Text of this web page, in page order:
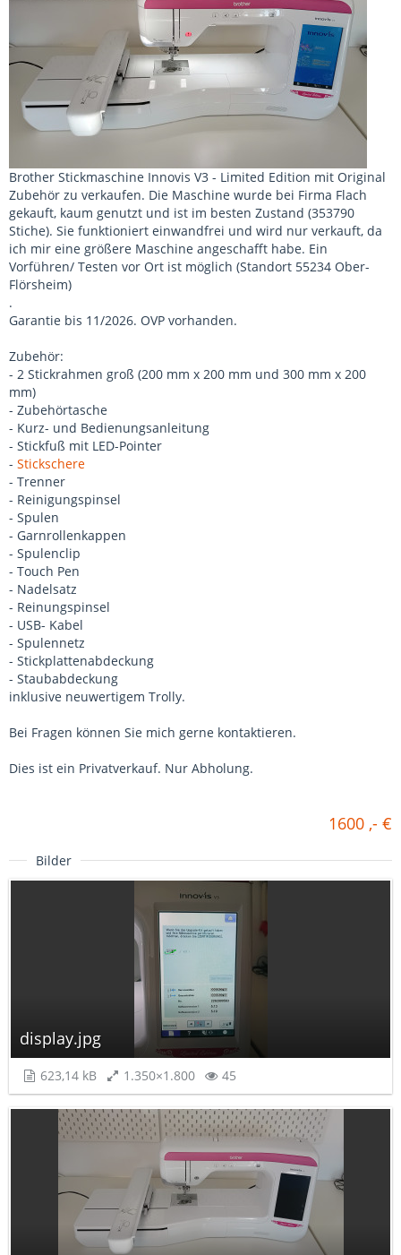
Brother Stickmaschine Innovis V3 - Limited Edition mit Original
Zubehör zu verkaufen. Die Maschine wurde bei Firma Flach
gekauft, kaum genutzt und ist im besten Zustand (353790
Stiche). Sie funktioniert einwandfrei und wird nur verkauft, da
ich mir eine größere Maschine angeschafft habe. Ein
Vorführen/ Testen vor Ort ist möglich (Standort 55234 Ober-
Flörsheim)
.
Garantie bis 11/2026. OVP vorhanden.
Zubehör:
- 2 Stickrahmen groß (200 mm x 200 mm und 300 mm x 200
mm)
- Zubehörtasche
- Kurz- und Bedienungsanleitung
- Stickfuß mit LED-Pointer
- Stickschere
- Trenner
- Reinigungspinsel
- Spulen
- Garnrollenkappen
- Spulenclip
- Touch Pen
- Nadelsatz
- Reinungspinsel
- USB- Kabel
- Spulennetz
- Stickplattenabdeckung
- Staubabdeckung
inklusive neuwertigem Trolly.
Bei Fragen können Sie mich gerne kontaktieren.
Dies ist ein Privatverkauf. Nur Abholung.
1600 ,- €
Bilder
display.jpg
623,14 kB 1.350×1.800 45